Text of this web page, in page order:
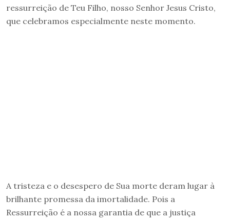
ressurreição de Teu Filho, nosso Senhor Jesus Cristo,
que celebramos especialmente neste momento.
A tristeza e o desespero de Sua morte deram lugar à
brilhante promessa da imortalidade. Pois a
Ressurreição é a nossa garantia de que a justiça